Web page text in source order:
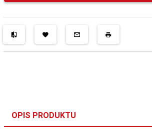
OPIS PRODUKTU